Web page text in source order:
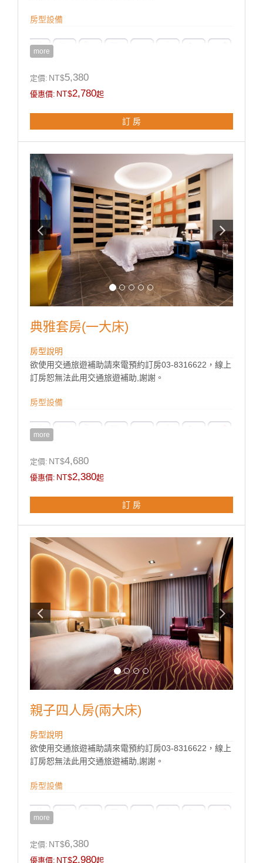
房型設備
more
定價: NT$5,380
優惠價: NT$2,780起
訂 房
典雅套房(一大床)
房型說明
欲使用交通旅遊補助請來電預約訂房03-8316622，線上
訂房恕無法此用交通旅遊補助,謝謝。
房型設備
more
定價: NT$4,680
優惠價: NT$2,380起
訂 房
親子四人房(兩大床)
房型說明
欲使用交通旅遊補助請來電預約訂房03-8316622，線上
訂房恕無法此用交通旅遊補助,謝謝。
房型設備
more
定價: NT$6,380
優惠價: NT$2,980起